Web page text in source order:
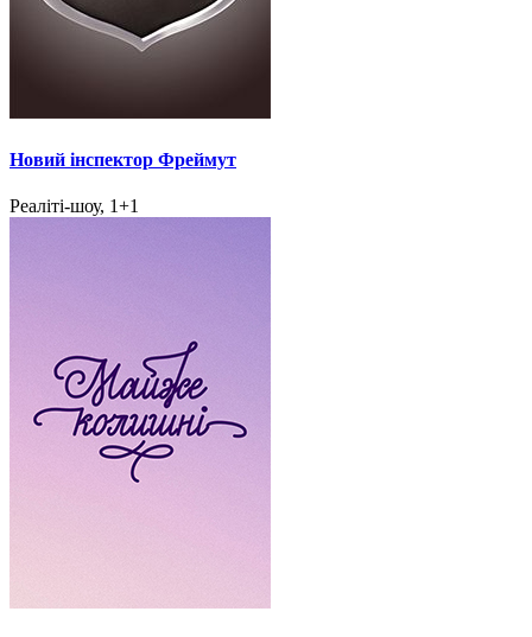
Новий інспектор Фреймут
Реаліті-шоу, 1+1